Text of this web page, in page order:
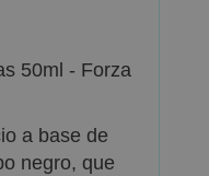
50ml - Forza
a base de
negro, que